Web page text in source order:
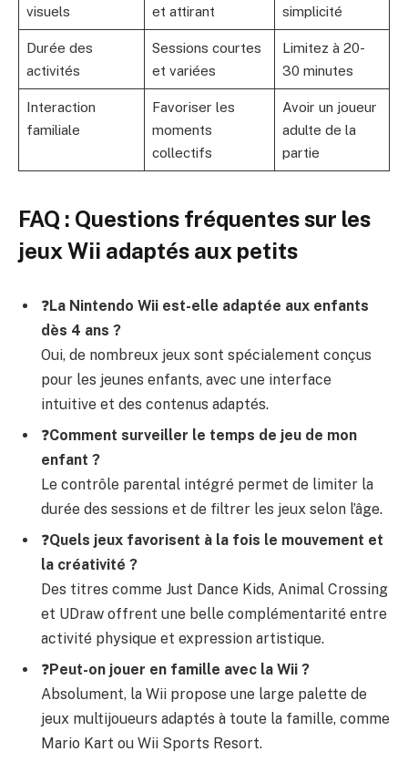
visuels
et attirant
simplicité
Durée des
activités
Sessions courtes
et variées
Limitez à 20-
30 minutes
Interaction
familiale
Favoriser les
moments
collectifs
Avoir un joueur
adulte de la
partie
FAQ : Questions fréquentes sur les
jeux Wii adaptés aux petits
❓La Nintendo Wii est-elle adaptée aux enfants
dès 4 ans ?
Oui, de nombreux jeux sont spécialement conçus
pour les jeunes enfants, avec une interface
intuitive et des contenus adaptés.
❓Comment surveiller le temps de jeu de mon
enfant ?
Le contrôle parental intégré permet de limiter la
durée des sessions et de filtrer les jeux selon l’âge.
❓Quels jeux favorisent à la fois le mouvement et
la créativité ?
Des titres comme Just Dance Kids, Animal Crossing
et UDraw offrent une belle complémentarité entre
activité physique et expression artistique.
❓Peut-on jouer en famille avec la Wii ?
Absolument, la Wii propose une large palette de
jeux multijoueurs adaptés à toute la famille, comme
Mario Kart ou Wii Sports Resort.